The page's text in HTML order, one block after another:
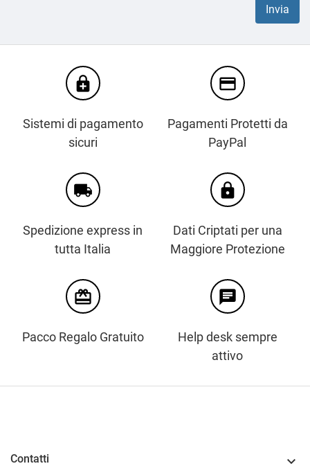
enhanced_encryption
Sistemi di pagamento
sicuri
credit_card
Pagamenti Protetti da
PayPal
local_shipping
Spedizione express in
tutta Italia
https
Dati Criptati per una
Maggiore Protezione
card_giftcard
Pacco Regalo Gratuito
chat
Help desk sempre
attivo
Contatti 